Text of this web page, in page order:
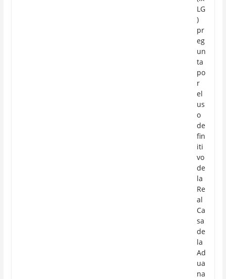
LG
)
pr
eg
un
ta
po
r
el
us
o
de
fin
iti
vo
de
la
Re
al
Ca
sa
de
la
Ad
ua
na